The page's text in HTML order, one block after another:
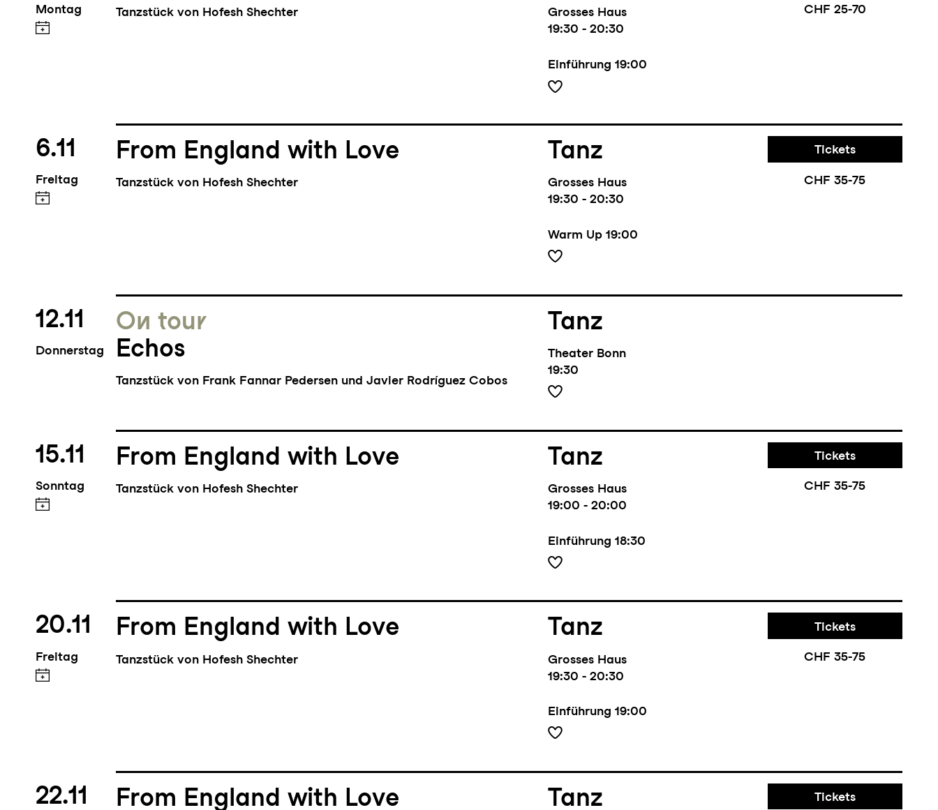
Montag Tanzstück von Hofesh Shechter
Grosses Haus
19:30 - 20:30
Einführung 19:00
CHF 25-70
6.11
Freitag
From England with Love
Tanzstück von Hofesh Shechter
Tanz
Grosses Haus
19:30 - 20:30
Warm Up 19:00
Tickets
CHF 35-75
12.11
Donnerstag
On tour
Echos
Tanzstück von Frank Fannar Pedersen und Javier Rodríguez Cobos
Tanz
Theater Bonn
19:30
15.11
Sonntag
From England with Love
Tanzstück von Hofesh Shechter
Tanz
Grosses Haus
19:00 - 20:00
Einführung 18:30
Tickets
CHF 35-75
20.11
Freitag
From England with Love
Tanzstück von Hofesh Shechter
Tanz
Grosses Haus
19:30 - 20:30
Einführung 19:00
Tickets
CHF 35-75
22.11 From England with Love Tanz Tickets